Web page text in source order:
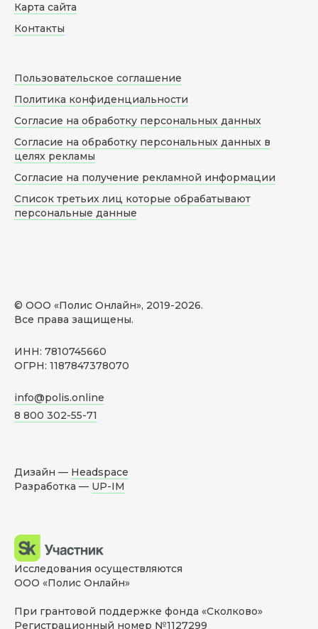
© ООО «Полис Онлайн», 2019-2026.
Все права защищены.
ИНН: 7810745660
ОГРН: 1187847378070
info@polis.online
8 800 302-55-71
Карта сайта
Контакты
Пользовательское соглашение
Политика конфиденциальности
Согласие на обработку персональных данных
Согласие на обработку персональных данных в
целях рекламы
Согласие на получение рекламной информации
Список третьих лиц которые обрабатывают
персональные данные
Дизайн — Headspace
Разработка — UP-IM
Исследования осуществляются
ООО «Полис Онлайн»
При грантовой поддержке фонда «Сколково»
Регистрационный номер №1127299